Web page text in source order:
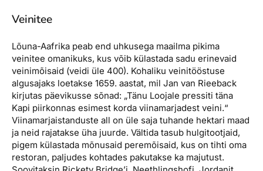
Veinitee
Lõuna-Aafrika peab end uhkusega maailma pikima
veinitee omanikuks, kus võib külastada sadu erinevaid
veinimõisaid (veidi üle 400). Kohaliku veinitööstuse
algusajaks loetakse 1659. aastat, mil Jan van Rieeback
kirjutas päevikusse sõnad: „Tänu Loojale pressiti täna
Kapi piirkonnas esimest korda viinamarjadest veini.“
Viinamarjaistanduste all on üle saja tuhande hektari maad
ja neid rajatakse üha juurde. Vältida tasub hulgitootjaid,
pigem külastada mõnusaid peremõisaid, kus on tihti oma
restoran, paljudes kohtades pakutakse ka majutust.